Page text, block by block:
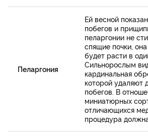
Пеларгония
Ей весной
побегов и
пеларгонии не
спящие почки,
будет расти в
Сильнорослым
кардинальная
которой удаляют
побегов. В
миниатюрных
отличающихся
процедура